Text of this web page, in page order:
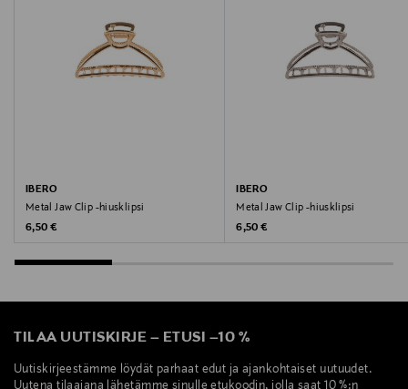
IBERO
Metal Jaw Clip -hiusklipsi
Original Price
6,50 €
IBERO
Metal Jaw Clip -hiusklipsi
Original Price
6,50 €
TILAA UUTISKIRJE – ETUSI –10 %
Uutiskirjeestämme löydät parhaat edut ja ajankohtaiset uutuudet.
Uutena tilaajana lähetämme sinulle etukoodin, jolla saat 10 %:n